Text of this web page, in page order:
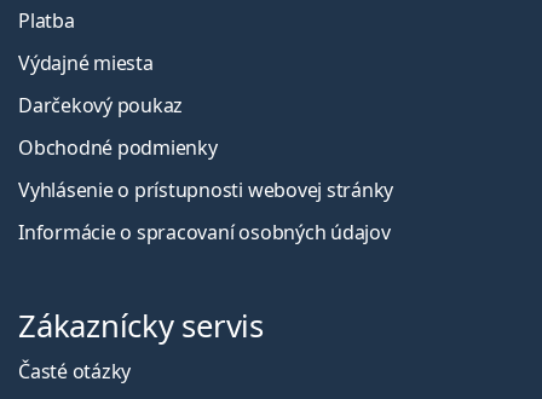
Platba
Výdajné miesta
Darčekový poukaz
Obchodné podmienky
Vyhlásenie o prístupnosti webovej stránky
Informácie o spracovaní osobných údajov
Zákaznícky servis
Časté otázky